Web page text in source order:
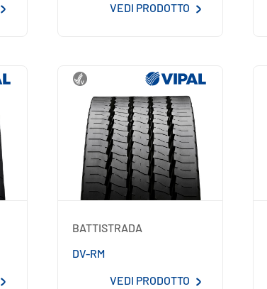
VEDI PRODOTTO
BATTISTRADA
DV-RM
VEDI PRODOTTO